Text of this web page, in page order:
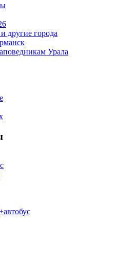
другие города
Урала